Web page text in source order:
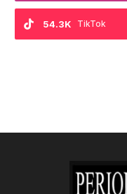
TikTok
54.3K